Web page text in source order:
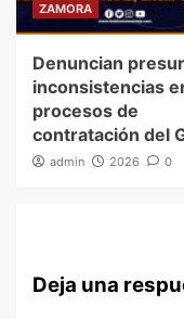
ZAMORA
Denuncian
inconsistencias
procesos de
contratación del
admin 2026 0
Deja una